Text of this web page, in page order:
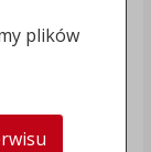
plików